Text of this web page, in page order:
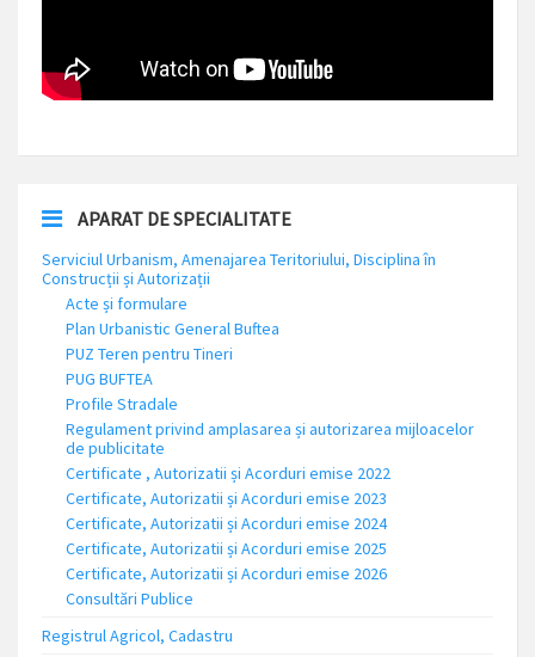
APARAT DE SPECIALITATE
Serviciul Urbanism, Amenajarea Teritoriului, Disciplina în
Construcții și Autorizații
Acte și formulare
Plan Urbanistic General Buftea
PUZ Teren pentru Tineri
PUG BUFTEA
Profile Stradale
Regulament privind amplasarea și autorizarea mijloacelor
de publicitate
Certificate , Autorizatii și Acorduri emise 2022
Certificate, Autorizatii și Acorduri emise 2023
Certificate, Autorizatii și Acorduri emise 2024
Certificate, Autorizatii și Acorduri emise 2025
Certificate, Autorizatii și Acorduri emise 2026
Consultări Publice
Registrul Agricol, Cadastru